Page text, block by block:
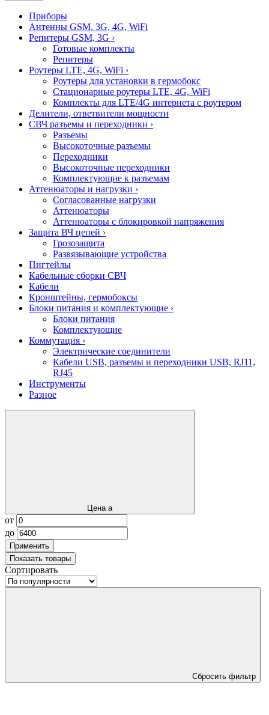
Приборы
Антенны GSM, 3G, 4G, WiFi
Репитеры GSM, 3G ›
Готовые комплекты
Репитеры
Роутеры LTE, 4G, WiFi ›
Роутеры для установки в гермобокс
Стационарные роутеры LTE, 4G, WiFi
Комплекты для LTE/4G интернета с роутером
Делители, ответвители мощности
СВЧ разъемы и переходники ›
Разъемы
Высокоточные разъемы
Переходники
Высокоточные переходники
Комплектующие к разъемам
Аттенюаторы и нагрузки ›
Согласованные нагрузки
Аттенюаторы
Аттенюаторы с блокировкой напряжения
Защита ВЧ цепей ›
Грозозащита
Развязывающие устройства
Пигтейлы
Кабельные сборки СВЧ
Кабели
Кронштейны, гермобоксы
Блоки питания и комплектующие ›
Блоки питания
Комплектующие
Коммутация ›
Электрические соединители
Кабели USB, разъемы и переходники USB, RJ11,
RJ45
Инструменты
Разное
Цена a
от
до
Применить
Показать товары
Сортировать
Сбросить фильтр